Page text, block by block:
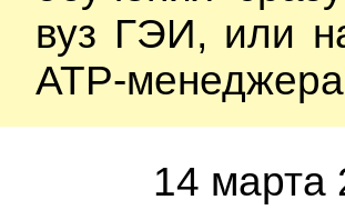
вуз ГЭИ, или
АТР-
14 марта